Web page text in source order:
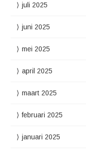
juli 2025
juni 2025
mei 2025
april 2025
maart 2025
februari 2025
januari 2025